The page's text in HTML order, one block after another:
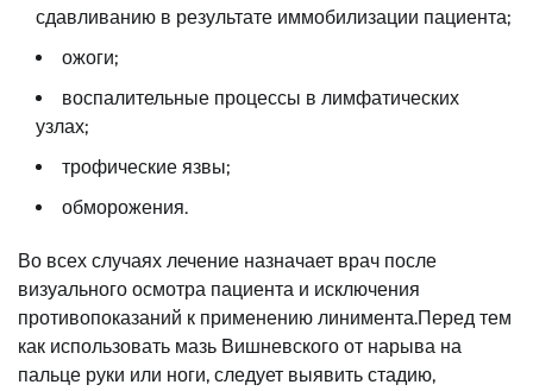
сдавливанию в результате иммобилизации пациента;
ожоги;
воспалительные процессы в лимфатических
узлах;
трофические язвы;
обморожения.
Во всех случаях лечение назначает врач после
визуального осмотра пациента и исключения
противопоказаний к применению линимента.Перед тем
как использовать мазь Вишневского от нарыва на
пальце руки или ноги, следует выявить стадию,